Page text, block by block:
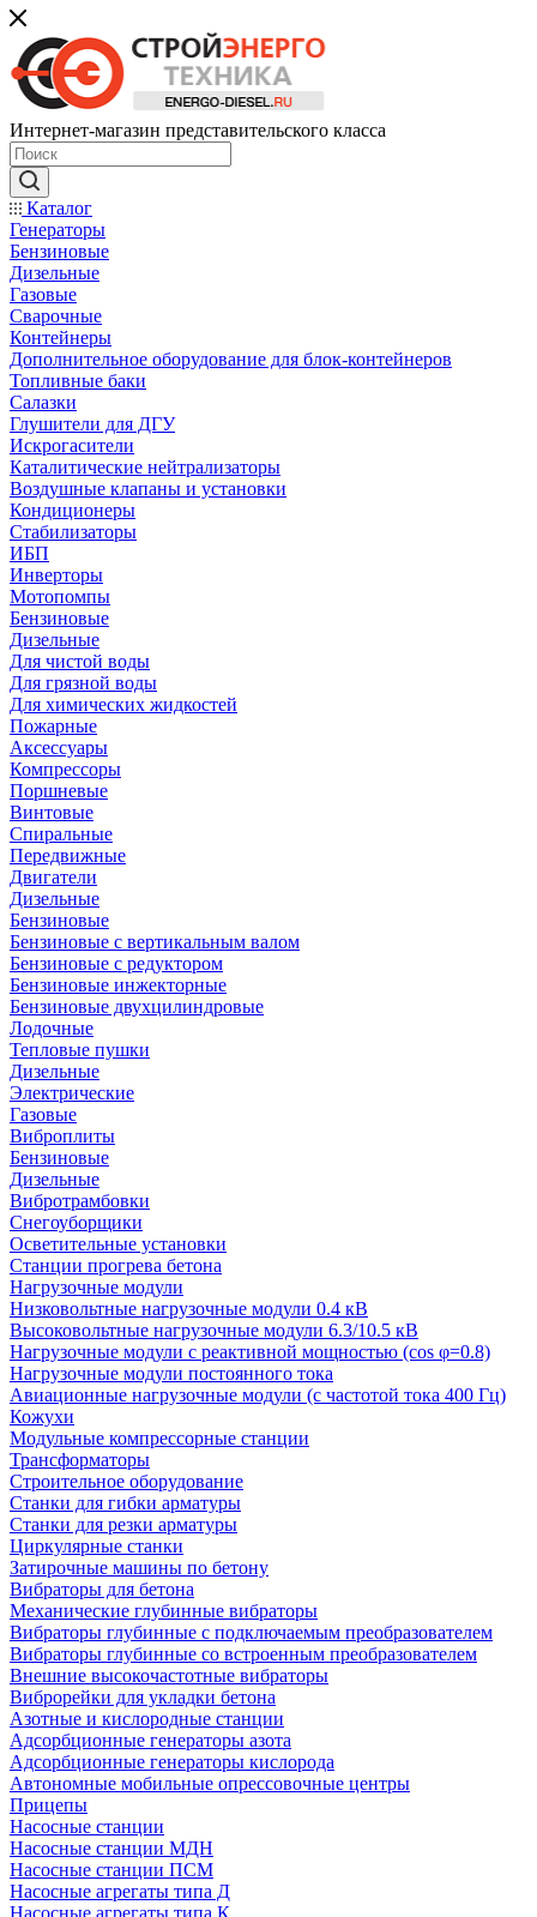
Интернет-магазин представительского класса
Каталог
Генераторы
Бензиновые
Дизельные
Газовые
Сварочные
Контейнеры
Дополнительное оборудование для блок-контейнеров
Топливные баки
Салазки
Глушители для ДГУ
Искрогасители
Каталитические нейтрализаторы
Воздушные клапаны и установки
Кондиционеры
Стабилизаторы
ИБП
Инверторы
Мотопомпы
Бензиновые
Дизельные
Для чистой воды
Для грязной воды
Для химических жидкостей
Пожарные
Аксессуары
Компрессоры
Поршневые
Винтовые
Спиральные
Передвижные
Двигатели
Дизельные
Бензиновые
Бензиновые с вертикальным валом
Бензиновые с редуктором
Бензиновые инжекторные
Бензиновые двухцилиндровые
Лодочные
Тепловые пушки
Дизельные
Электрические
Газовые
Виброплиты
Бензиновые
Дизельные
Вибротрамбовки
Снегоуборщики
Осветительные установки
Станции прогрева бетона
Нагрузочные модули
Низковольтные нагрузочные модули 0.4 кВ
Высоковольтные нагрузочные модули 6.3/10.5 кВ
Нагрузочные модули с реактивной мощностью (cos φ=0.8)
Нагрузочные модули постоянного тока
Авиационные нагрузочные модули (с частотой тока 400 Гц)
Кожухи
Модульные компрессорные станции
Трансформаторы
Строительное оборудование
Станки для гибки арматуры
Станки для резки арматуры
Циркулярные станки
Затирочные машины по бетону
Вибраторы для бетона
Механические глубинные вибраторы
Вибраторы глубинные с подключаемым преобразователем
Вибраторы глубинные со встроенным преобразователем
Внешние высокочастотные вибраторы
Виброрейки для укладки бетона
Азотные и кислородные станции
Адсорбционные генераторы азота
Адсорбционные генераторы кислорода
Автономные мобильные опрессовочные центры
Прицепы
Насосные станции
Насосные станции МДН
Насосные станции ПСМ
Насосные агрегаты типа Д
Насосные агрегаты типа К